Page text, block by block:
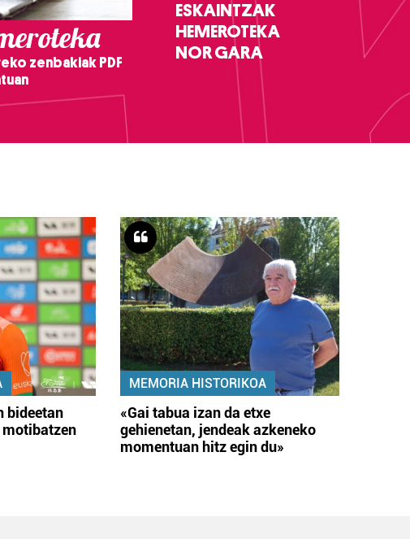
zenbakiak PDF
ESKAINTZAK
HEMEROTEKA
NOR GARA
bideetan
motibatzen
MEMORIA HISTORIKOA
«Gai tabua izan da etxe
gehienetan, jendeak azkeneko
momentuan hitz egin du»